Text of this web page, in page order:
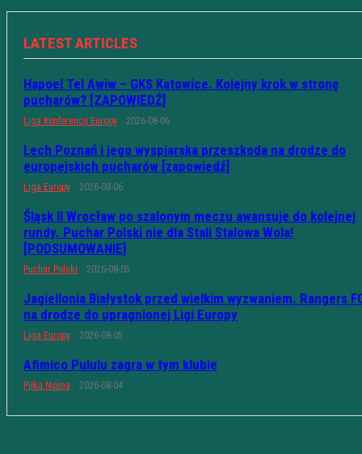
LATEST ARTICLES
Hapoel Tel Awiw – GKS Katowice. Kolejny krok w stronę
pucharów? [ZAPOWIEDŹ]
Liga Konferencji Europy 2026-08-06
Lech Poznań i jego wyspiarska przeszkoda na drodze do
europejskich pucharów [zapowiedź]
Liga Europy 2026-08-06
Śląsk II Wrocław po szalonym meczu awansuje do kolejnej
rundy. Puchar Polski nie dla Stali Stalowa Wola!
[PODSUMOWANIE]
Puchar Polski 2026-08-05
Jagiellonia Białystok przed wielkim wyzwaniem. Rangers
na drodze do upragnionej Ligi Europy
Liga Europy 2026-08-05
Afimico Pululu zagra w tym klubie
Piłka Nożna 2026-08-04